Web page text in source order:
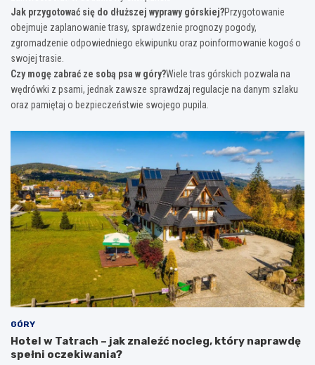
Jak przygotować się do dłuższej wyprawy górskiej?Przygotowanie
obejmuje zaplanowanie trasy, sprawdzenie prognozy pogody,
zgromadzenie odpowiedniego ekwipunku oraz poinformowanie kogoś o
swojej trasie.
Czy mogę zabrać ze sobą psa w góry?Wiele tras górskich pozwala na
wędrówki z psami, jednak zawsze sprawdzaj regulacje na danym szlaku
oraz pamiętaj o bezpieczeństwie swojego pupila.
GÓRY
Hotel w Tatrach – jak znaleźć nocleg, który naprawdę
spełni oczekiwania?